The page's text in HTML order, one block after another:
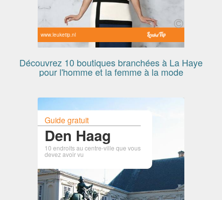
www.leuketip.nl
Découvrez 10 boutiques branchées à La Haye
pour l'homme et la femme à la mode
Guide gratuit
Den Haag
10 endroits au centre-ville que vous
devez avoir vu